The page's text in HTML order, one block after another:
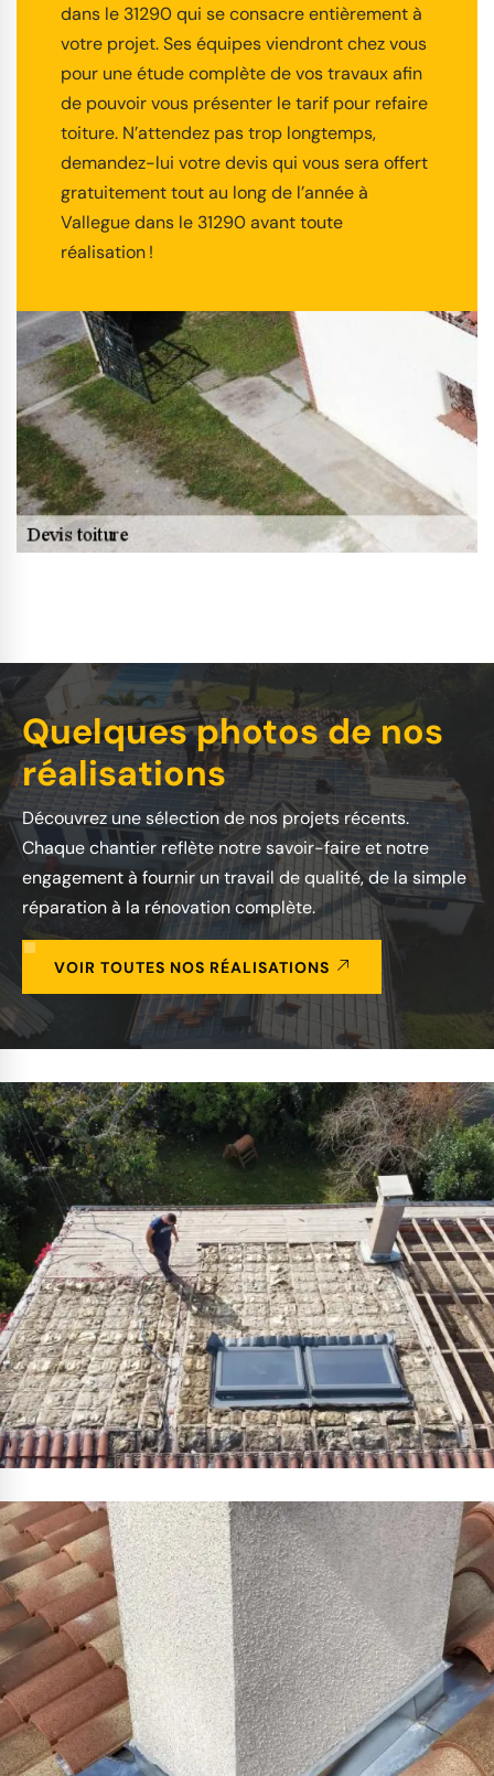
dans le 31290 qui se consacre entièrement à
votre projet. Ses équipes viendront chez vous
pour une étude complète de vos travaux afin
de pouvoir vous présenter le tarif pour refaire
toiture. N’attendez pas trop longtemps,
demandez-lui votre devis qui vous sera offert
gratuitement tout au long de l’année à
Vallegue dans le 31290 avant toute
réalisation !
Quelques photos de nos
réalisations
Découvrez une sélection de nos projets récents.
Chaque chantier reflète notre savoir-faire et notre
engagement à fournir un travail de qualité, de la simple
réparation à la rénovation complète.
VOIR TOUTES NOS RÉALISATIONS